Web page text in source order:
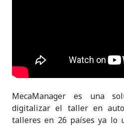
MecaManager es una
digitalizar el taller en
talleres en 26 países ya lo